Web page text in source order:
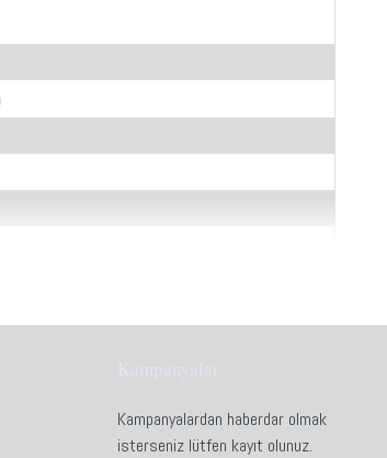
hesaplamalarınızı ona göre yapınız.
renkleri arasında az da olsa ton farkı
Kampanyalar
Kampanyalardan haberdar olmak
isterseniz lütfen kayıt olunuz.